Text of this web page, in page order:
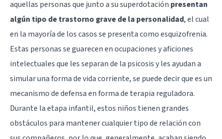
aquellas personas que junto a su superdotación presentan
algún tipo de trastorno grave de la personalidad, el cual
en la mayoría de los casos se presenta comoesquizofrenia.
Estas personas se guarecen en ocupaciones y aficiones
intelectuales que les separan de la psicosis y les ayudan a
simular una forma de vida corriente, se puede decir que es un
mecanismo de defensa en forma de terapia reguladora.
Durante la etapa infantil, estos niños tienen grandes
obstáculos para mantener cualquier tipo de relación con